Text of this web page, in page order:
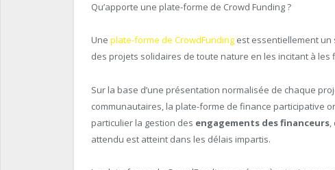
Qu’apporte une plate-forme de Crowd Funding ?
Une plate-forme de CrowdFunding est essentiellement
des projets solidaires de toute nature en les incitant à les
Sur la base d’une présentation normalisée de chaque
communautaires, la plate-forme de finance participative
particulier la gestion des engagements des financeurs
attendu est atteint dans les délais impartis.